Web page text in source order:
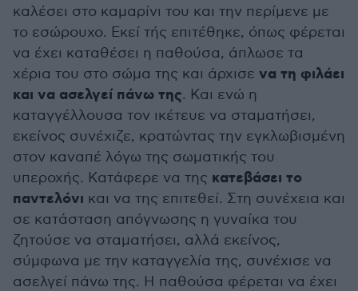
καλέσει στο καμαρίνι του και την περίμενε με
το εσώρουχο. Εκεί τής επιτέθηκε, όπως φέρεται
να έχει καταθέσει η παθούσα, άπλωσε τα
χέρια του στο σώμα της και άρχισε να τη φιλάει
και να ασελγεί πάνω της. Και ενώ η
καταγγέλλουσα τον ικέτευε να σταματήσει,
εκείνος συνέχιζε, κρατώντας την εγκλωβισμένη
στον καναπέ λόγω της σωματικής του
υπεροχής. Κατάφερε να της κατεβάσει το
παντελόνι και να της επιτεθεί. Στη συνέχεια και
σε κατάσταση απόγνωσης η γυναίκα του
ζητούσε να σταματήσει, αλλά εκείνος,
σύμφωνα με την καταγγελία της, συνέχισε να
ασελγεί πάνω της. Η παθούσα φέρεται να έχει